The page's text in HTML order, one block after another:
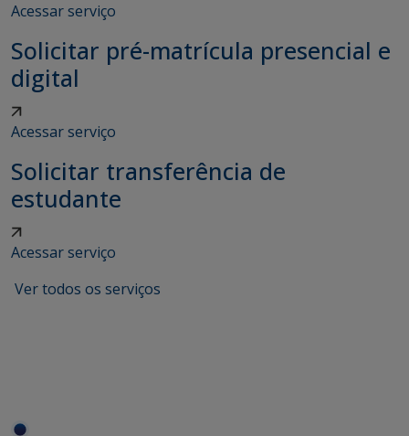
Acessar serviço
Solicitar pré-matrícula presencial e
digital
Acessar serviço
Solicitar transferência de
estudante
Acessar serviço
Ver todos os serviços